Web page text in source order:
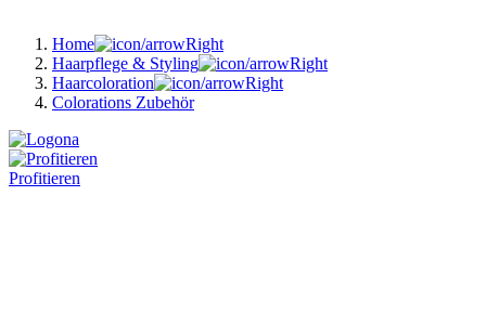
Home
Haarpflege & Styling
Haarcoloration
Colorations Zubehör
Profitieren